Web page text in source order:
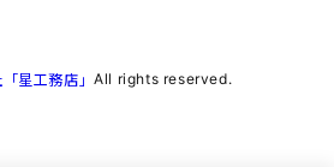
星工務店」All rights reserved.